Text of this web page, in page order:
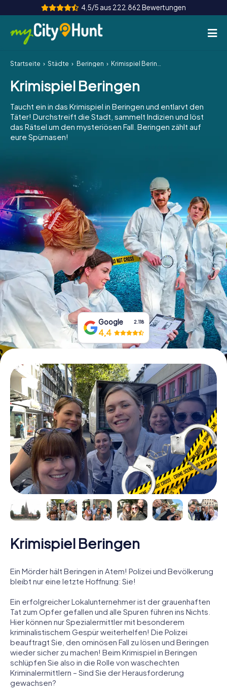
4,5/5 aus 222.862 Bewertungen
So funktioniert's
Städte
Touren
Teamevent
INT AT
ES
IE
IT
NL
Tickets buchen
Gutscheine bestellen
Startseite Städte Beringen Krimispiel Beringen
Krimispiel Beringen
Taucht ein in das Krimispiel in Beringen und entlarvt den
Täter! Durchstreift die Stadt, sammelt Indizien und löst
das Rätsel um den mysteriösen Fall. Beringen zählt auf
eure Spürnasen!
Google 2.118
4,4
Krimispiel Beringen
Ein Mörder hält Beringen in Atem! Polizei und Bevölkerung
bleibt nur eine letzte Hoffnung: Sie!
Ein erfolgreicher Lokalunternehmer ist der grauenhaften
Tat zum Opfer gefallen und alle Spuren führen ins Nichts.
Hier können nur Spezialermittler mit besonderem
kriminalistischem Gespür weiterhelfen! Die Polizei
beauftragt Sie, den ominösen Fall zu lösen und Beringen
wieder sicher zu machen! Beim Krimispiel in Beringen
schlüpfen Sie also in die Rolle von waschechten
Kriminalermittlern – Sind Sie der Herausforderung
gewachsen?